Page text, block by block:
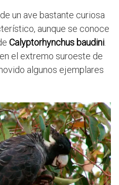
un ave bastante curiosa
aunque se conoce
Calyptorhynchus baudini
el extremo suroeste de
algunos ejemplares